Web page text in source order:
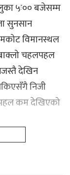
५ः०० बजेसम्म
सुनसान
विमानस्थल
चहलपहल
देखिन
निजी
कम देखिएको